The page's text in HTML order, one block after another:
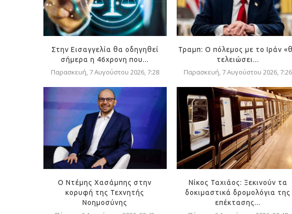
Στην Εισαγγελία θα οδηγηθεί
σήμερα η 46χρονη που...
Παρασκευή, 7 Αυγούστου 2026, 7:28
Τραμπ: Ο πόλεμος με το Ιράν
τελειώσει...
Παρασκευή, 7 Αυγούστου 2026, 7:26
Ο Ντέμης Χασάμπης στην
κορυφή της Τεχνητής
Νοημοσύνης
Νίκος Ταχιάος: Ξεκινούν τα
δοκιμαστικά δρομολόγια της
επέκτασης...